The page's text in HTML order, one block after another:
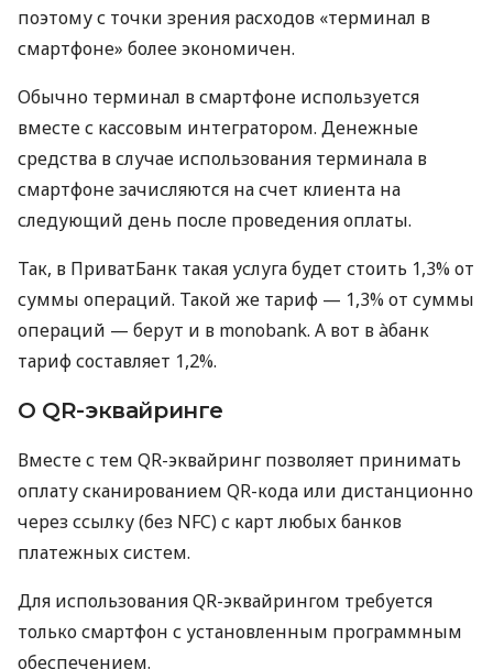
поэтому с точки зрения расходов «терминал в
смартфоне» более экономичен.
Обычно терминал в смартфоне используется
вместе с кассовым интегратором. Денежные
средства в случае использования терминала в
смартфоне зачисляются на счет клиента на
следующий день после проведения оплаты.
Так, в ПриватБанк такая услуга будет стоить 1,3% от
суммы операций. Такой же тариф — 1,3% от суммы
операций — берут и в monobank. А вот в àбанк
тариф составляет 1,2%.
О QR-эквайринге
Вместе с тем QR-эквайринг позволяет принимать
оплату сканированием QR-кода или дистанционно
через ссылку (без NFC) с карт любых банков
платежных систем.
Для использования QR-эквайрингом требуется
только смартфон с установленным программным
обеспечением.